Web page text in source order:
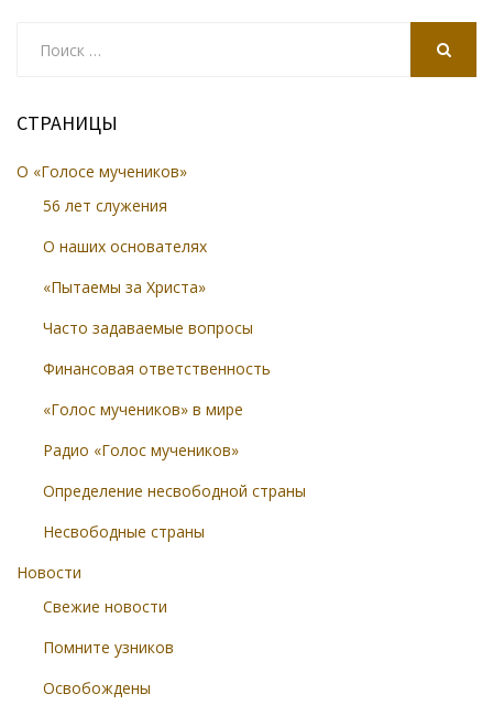
СТРАНИЦЫ
О «Голосе мучеников»
56 лет служения
О наших основателях
«Пытаемы за Христа»
Часто задаваемые вопросы
Финансовая ответственность
«Голос мучеников» в мире
Радио «Голос мучеников»
Определение несвободной страны
Несвободные страны
Новости
Свежие новости
Помните узников
Освобождены